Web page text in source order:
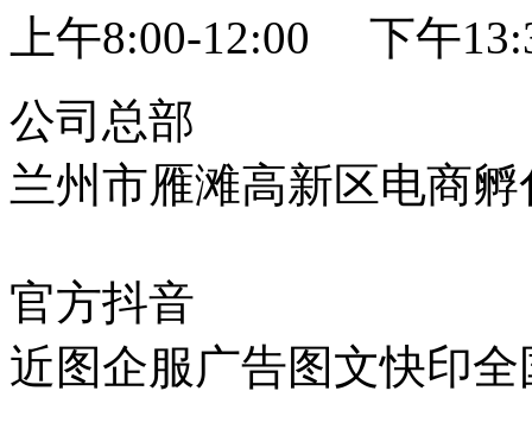
上午8:00-12:00 下午
公司总部
兰州市雁滩高新区电商孵
官方抖音
近图企服广告图文快印全